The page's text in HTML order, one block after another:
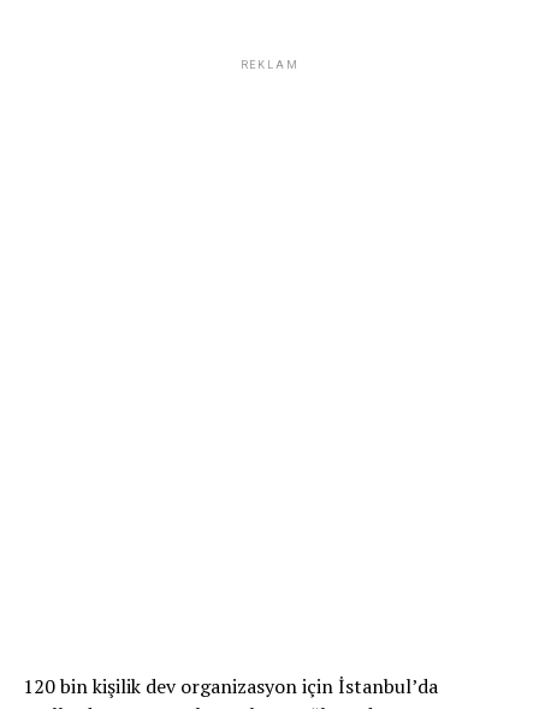
REKLAM
120 bin kişilik dev organizasyon için İstanbul’da